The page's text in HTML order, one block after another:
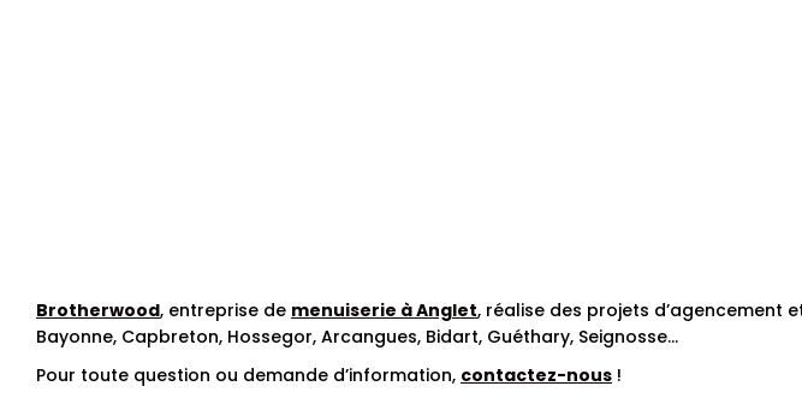
Brotherwood, entreprise de menuiserie à Anglet, réalise des projets d’agencement
Bayonne, Capbreton, Hossegor, Arcangues, Bidart, Guéthary, Seignosse…
Pour toute question ou demande d’information, contactez-nous !